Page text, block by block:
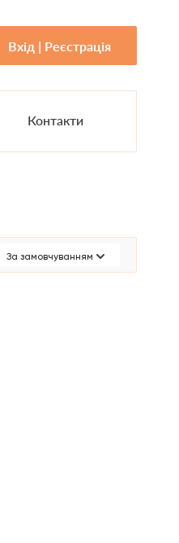
Вхід | Реєстрація
Контакти
За замовчуванням